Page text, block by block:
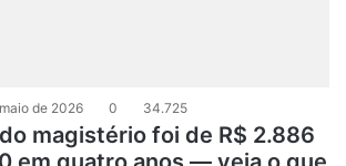
de 2026 0 34.725
magistério foi de R$ 2.886